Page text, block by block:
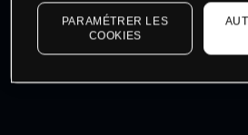
dernières données du marché.
market data
PARAMÉTRER LES
COOKIES